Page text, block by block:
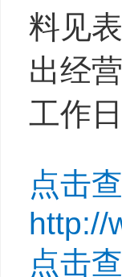
料见
出经
工作
点击
http://
点击